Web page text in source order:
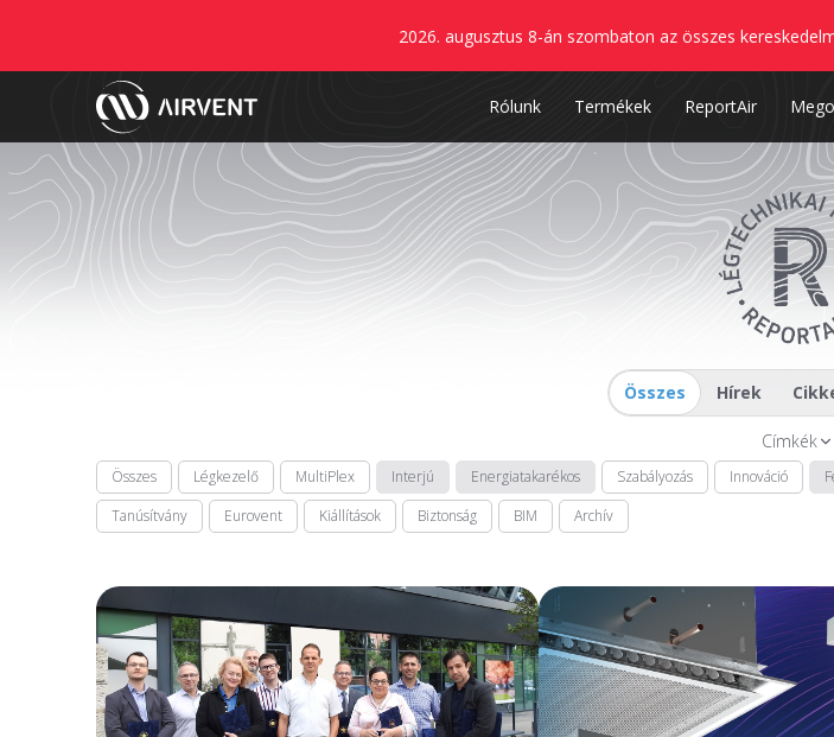
2026. augusztus 8-án szombaton az összes
Rólunk Termékek ReportAir
Összes Hírek
Címkék
Összes Légkezelő MultiPlex Interjú Energiatakarékos Szabályozás Innováció
Tanúsítvány
Eurovent Kiállítások Biztonság BIM Archív